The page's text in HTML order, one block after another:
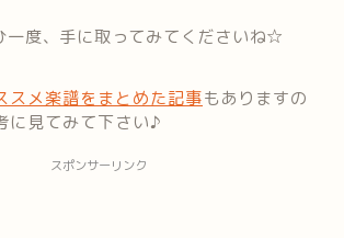
一度、手に取ってみてくださいね☆
スメ楽譜をまとめた記事もありますの
に見てみて下さい♪
スポンサーリンク